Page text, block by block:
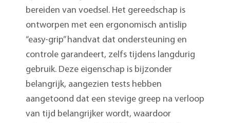
bereiden van voedsel. Het gereedschap is
ontworpen met een ergonomisch antislip
“easy-grip” handvat dat ondersteuning en
controle garandeert, zelfs tijdens langdurig
gebruik. Deze eigenschap is bijzonder
belangrijk, aangezien tests hebben
aangetoond dat een stevige greep na verloop
van tijd belangrijker wordt, waardoor